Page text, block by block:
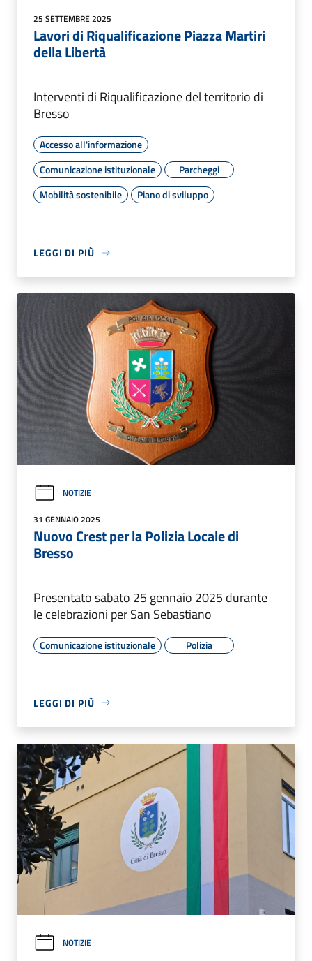
25 SETTEMBRE 2025
Lavori di Riqualificazione Piazza Martiri
della Libertà
Interventi di Riqualificazione del territorio di
Bresso
Accesso all'informazione
Comunicazione istituzionale
Parcheggi
Mobilità sostenibile
Piano di sviluppo
LEGGI DI PIÙ
NOTIZIE
31 GENNAIO 2025
Nuovo Crest per la Polizia Locale di
Bresso
Presentato sabato 25 gennaio 2025 durante
le celebrazioni per San Sebastiano
Comunicazione istituzionale Polizia
LEGGI DI PIÙ
NOTIZIE